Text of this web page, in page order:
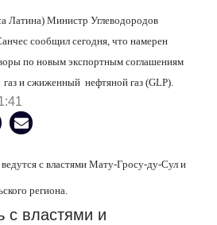
Латина) Министр Углеводородов
сообщил сегодня, что намерен
по новым экспортным соглашениям
и сжиженный нефтяной газ (GLP).
с властями Мату-Гросу-ду-Сул и
региона.
с властями и